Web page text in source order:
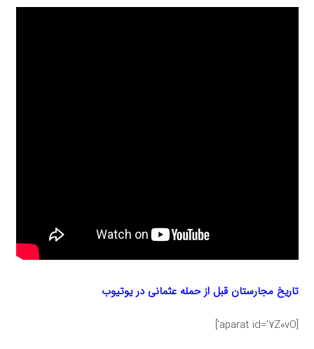
تاریخ مجارستان قبل از حمله عثمانی در یوتیوب
[aparat id=’7Z0vO’]